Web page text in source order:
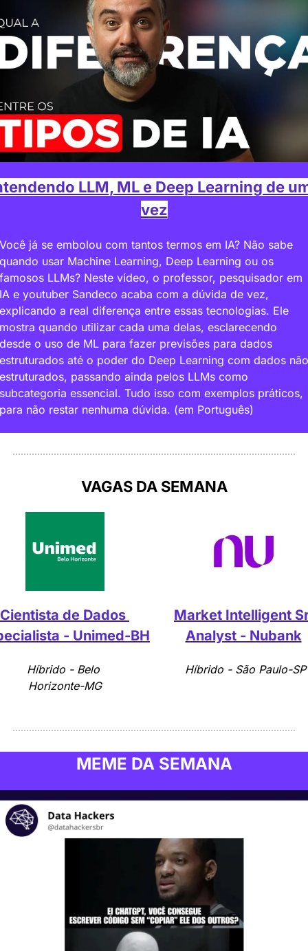
LLM, ML e Deep Learning de
vez
Você já se embolou com tantos termos em IA? Não sabe
quando usar Machine Learning, Deep Learning ou os
famosos LLMs? Neste vídeo, o professor, pesquisador em
IA e youtuber Sandeco acaba com a dúvida de vez,
explicando a real diferença entre essas tecnologias. Ele
mostra quando utilizar cada uma delas, esclarecendo
desde o uso de ML para fazer previsões para dados
estruturados até o poder do Deep Learning com dados não
estruturados, passando ainda pelos LLMs como
subcategoria essencial. Tudo isso com exemplos práticos,
para não restar nenhuma dúvida. (em Português)
VAGAS DA SEMANA
Cientista de Dados
- Unimed-BH
Híbrido - Belo
Horizonte-MG
Market Intelligent
Analyst - Nubank
Híbrido - São Paulo-SP
MEME DA SEMANA